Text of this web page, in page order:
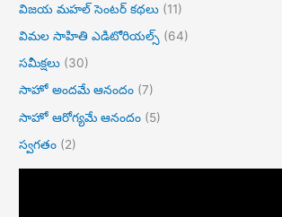
విజయ మహల్ సెంటర్ కథలు (11)
విమల సాహితి ఎడిటోరియల్స్ (64)
సమీక్షలు (30)
సాహో అందమే ఆనందం (7)
సాహో ఆరోగ్యమే ఆనందం (5)
స్వగతం (2)